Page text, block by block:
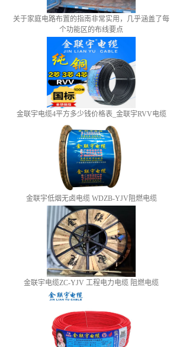
关于家庭电路布置的指南非常实用，几乎涵盖了每
个功能区的布线要点
金联宇电缆4平方多少钱价格表_金联宇RVV电缆
金联宇低烟无卤电缆 WDZB-YJV阻燃电缆
金联宇电缆ZC-YJV 工程电力电缆 阻燃电缆